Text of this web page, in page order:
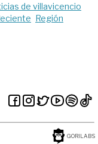
de villavicencio
Región
GORILABS